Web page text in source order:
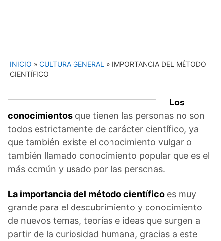
INICIO » CULTURA GENERAL » IMPORTANCIA DEL MÉTODO
CIENTÍFICO
Los
conocimientos que tienen las personas no son
todos estrictamente de carácter científico, ya
que también existe el conocimiento vulgar o
también llamado conocimiento popular que es el
más común y usado por las personas.
La importancia del método científico es muy
grande para el descubrimiento y conocimiento
de nuevos temas, teorías e ideas que surgen a
partir de la curiosidad humana, gracias a este